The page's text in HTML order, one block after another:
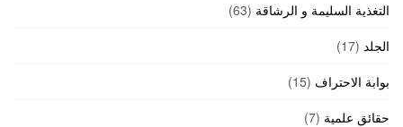
التغذية السليمة و الرشاقة (63)
الجلد (17)
بوابة الاحتراف (15)
حقائق علمية (7)